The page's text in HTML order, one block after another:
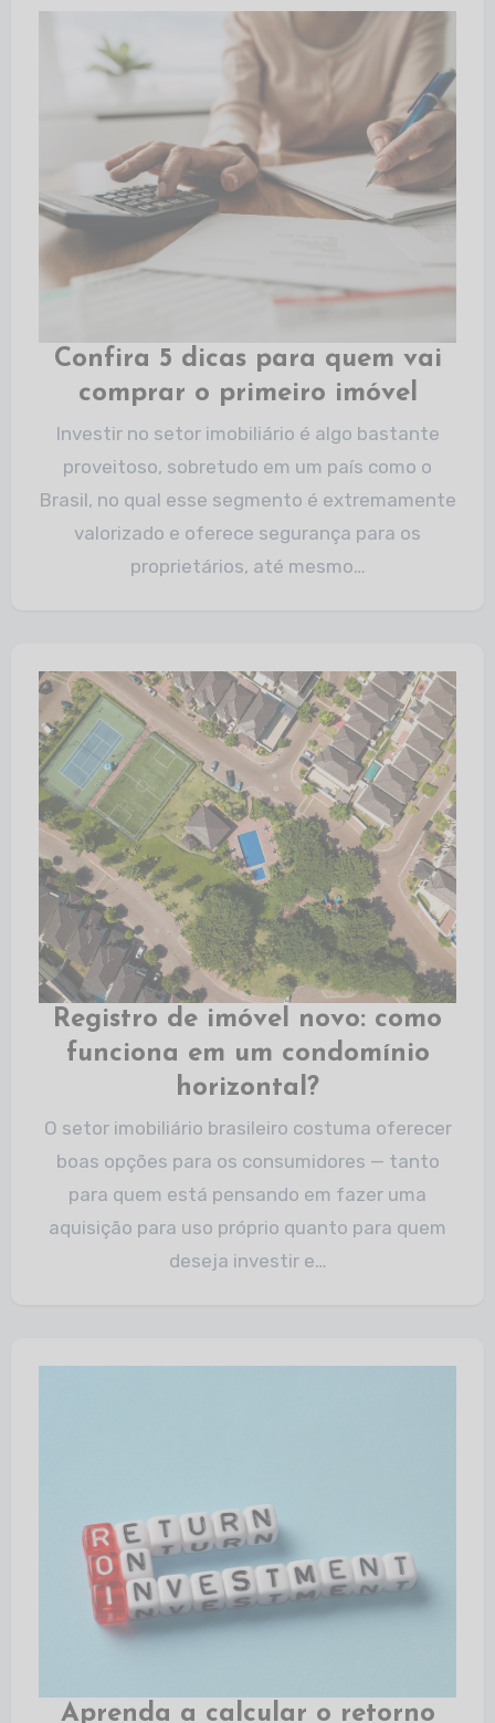
Confira 5 dicas para quem vai
comprar o primeiro imóvel
Investir no setor imobiliário é algo bastante
proveitoso, sobretudo em um país como o
Brasil, no qual esse segmento é extremamente
valorizado e oferece segurança para os
proprietários, até mesmo…
Registro de imóvel novo: como
funciona em um condomínio
horizontal?
O setor imobiliário brasileiro costuma oferecer
boas opções para os consumidores — tanto
para quem está pensando em fazer uma
aquisição para uso próprio quanto para quem
deseja investir e…
Aprenda a calcular o retorno